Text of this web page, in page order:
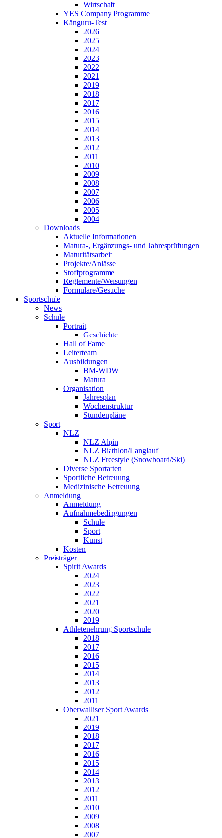
Wirtschaft
YES Company Programme
Känguru-Test
2026
2025
2024
2023
2022
2021
2019
2018
2017
2016
2015
2014
2013
2012
2011
2010
2009
2008
2007
2006
2005
2004
Downloads
Aktuelle Informationen
Matura-, Ergänzungs- und Jahresprüfungen
Maturitätsarbeit
Projekte/Anlässe
Stoffprogramme
Reglemente/Weisungen
Formulare/Gesuche
Sportschule
News
Schule
Portrait
Geschichte
Hall of Fame
Leiterteam
Ausbildungen
BM-WDW
Matura
Organisation
Jahresplan
Wochenstruktur
Stundenpläne
Sport
NLZ
NLZ Alpin
NLZ Biathlon/Langlauf
NLZ Freestyle (Snowboard/Ski)
Diverse Sportarten
Sportliche Betreuung
Medizinische Betreuung
Anmeldung
Anmeldung
Aufnahmebedingungen
Schule
Sport
Kunst
Kosten
Preisträger
Spirit Awards
2024
2023
2022
2021
2020
2019
Athletenehrung Sportschule
2018
2017
2016
2015
2014
2013
2012
2011
Oberwalliser Sport Awards
2021
2019
2018
2017
2016
2015
2014
2013
2012
2011
2010
2009
2008
2007